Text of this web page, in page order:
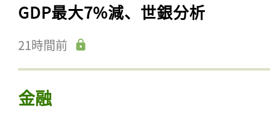
GDP最大7%減、世銀分析
21時間前
金融